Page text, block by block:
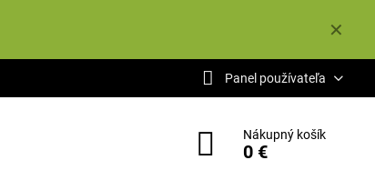
✕
Panel používateľa
Nákupný košík
0 €